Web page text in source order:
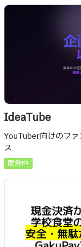
IdeaTube
YouTuber向けの​フ
ス
開発中